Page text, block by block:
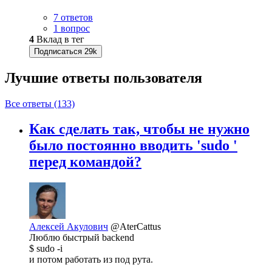
7 ответов
1 вопрос
4 Вклад в тег
Подписаться 29k
Лучшие ответы пользователя
Все ответы (133)
Как сделать так, чтобы не нужно
было постоянно вводить 'sudo '
перед командой?
Алексей Акулович @AterCattus
Люблю быстрый backend
$ sudo -i
и потом работать из под рута.